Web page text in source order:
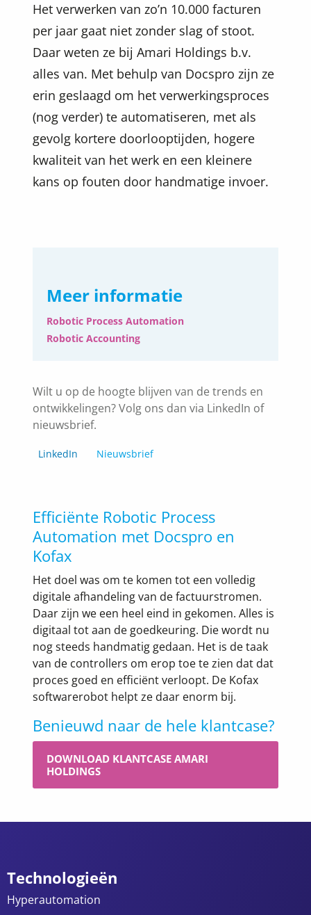
Het verwerken van zo’n 10.000 facturen
per jaar gaat niet zonder slag of stoot.
Daar weten ze bij Amari Holdings b.v.
alles van. Met behulp van Docspro zijn ze
erin geslaagd om het verwerkingsproces
(nog verder) te automatiseren, met als
gevolg kortere doorlooptijden, hogere
kwaliteit van het werk en een kleinere
kans op fouten door handmatige invoer.
Meer informatie
Robotic Process Automation
Robotic Accounting
Wilt u op de hoogte blijven van de trends en
ontwikkelingen? Volg ons dan via LinkedIn of
nieuwsbrief.
LinkedIn Nieuwsbrief
Efficiënte Robotic Process
Automation met Docspro en
Kofax
Het doel was om te komen tot een volledig
digitale afhandeling van de factuurstromen.
Daar zijn we een heel eind in gekomen. Alles is
digitaal tot aan de goedkeuring. Die wordt nu
nog steeds handmatig gedaan. Het is de taak
van de controllers om erop toe te zien dat dat
proces goed en efficiënt verloopt. De Kofax
softwarerobot helpt ze daar enorm bij.
Benieuwd naar de hele klantcase?
DOWNLOAD KLANTCASE AMARI
HOLDINGS
Technologieën
Hyperautomation